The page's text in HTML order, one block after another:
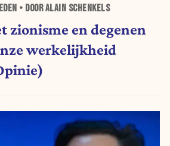
• DOOR ALAIN SCHENKELS
zionisme en degenen
werkelijkheid